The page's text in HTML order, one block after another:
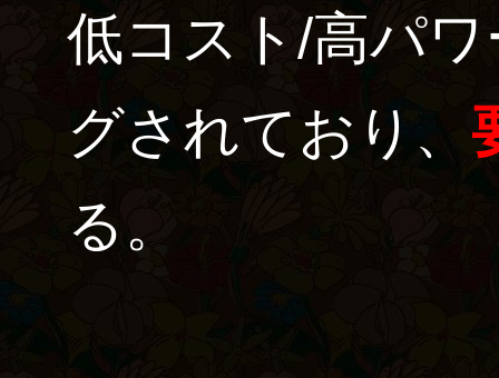
低コスト/高パ
グされており、
る。